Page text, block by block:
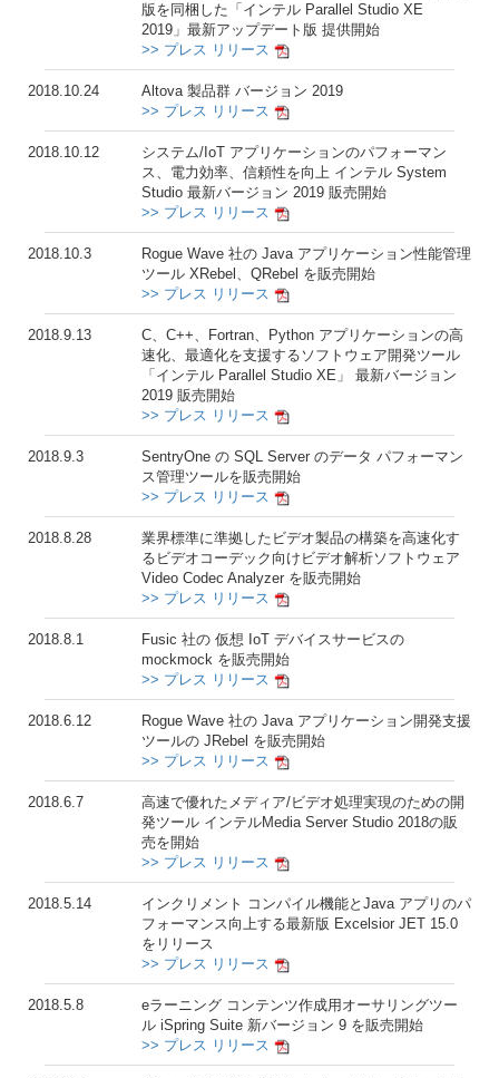
版を同梱した「インテル Parallel Studio XE
2019」最新アップデート版 提供開始
>> プレス リリース
2018.10.24
Altova 製品群 バージョン 2019
>> プレス リリース
2018.10.12
システム/IoT アプリケーションのパフォーマン
ス、電力効率、信頼性を向上 インテル System
Studio 最新バージョン 2019 販売開始
>> プレス リリース
2018.10.3
Rogue Wave 社の Java アプリケーション性能管理
ツール XRebel、QRebel を販売開始
>> プレス リリース
2018.9.13
C、C++、Fortran、Python アプリケーションの高
速化、最適化を支援するソフトウェア開発ツール
「インテル Parallel Studio XE」 最新バージョン
2019 販売開始
>> プレス リリース
2018.9.3
SentryOne の SQL Server のデータ パフォーマン
ス管理ツールを販売開始
>> プレス リリース
2018.8.28
業界標準に準拠したビデオ製品の構築を高速化す
るビデオコーデック向けビデオ解析ソフトウェア
Video Codec Analyzer を販売開始
>> プレス リリース
2018.8.1
Fusic 社の 仮想 IoT デバイスサービスの
mockmock を販売開始
>> プレス リリース
2018.6.12
Rogue Wave 社の Java アプリケーション開発支援
ツールの JRebel を販売開始
>> プレス リリース
2018.6.7
高速で優れたメディア/ビデオ処理実現のための開
発ツール インテルMedia Server Studio 2018の販
売を開始
>> プレス リリース
2018.5.14
インクリメント コンパイル機能とJava アプリのパ
フォーマンス向上する最新版 Excelsior JET 15.0
をリリース
>> プレス リリース
2018.5.8
eラーニング コンテンツ作成用オーサリングツー
ル iSpring Suite 新バージョン 9 を販売開始
>> プレス リリース